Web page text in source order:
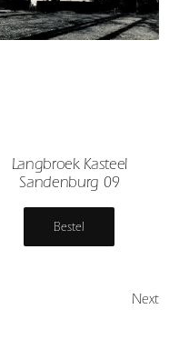
Langbroek Kasteel
Sandenburg 09
Bestel
Next